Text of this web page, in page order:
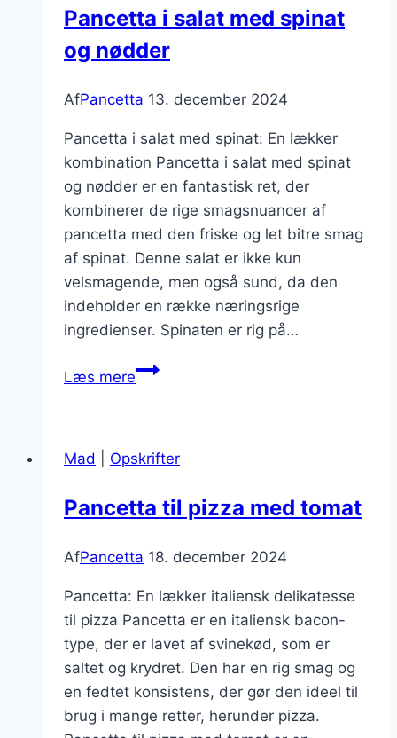
Pancetta i salat med spinat
og nødder
AfPancetta 13. december 2024
Pancetta i salat med spinat: En lækker
kombination Pancetta i salat med spinat
og nødder er en fantastisk ret, der
kombinerer de rige smagsnuancer af
pancetta med den friske og let bitre smag
af spinat. Denne salat er ikke kun
velsmagende, men også sund, da den
indeholder en række næringsrige
ingredienser. Spinaten er rig på…
Læs merePancetta
spinat
nødder
Mad Opskrifter
Pancetta til pizza med tomat
AfPancetta 18. december 2024
Pancetta: En lækker italiensk delikatesse
til pizza Pancetta er en italiensk bacon-
type, der er lavet af svinekød, som er
saltet og krydret. Den har en rig smag og
en fedtet konsistens, der gør den ideel til
brug i mange retter, herunder pizza.